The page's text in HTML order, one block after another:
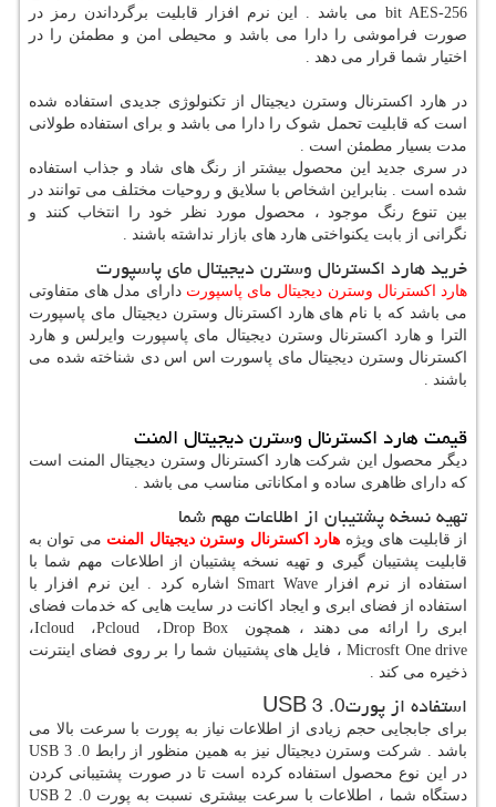
256-
bit AESمی باشد . این نرم افزار قابلیت برگرداندن رمز در
صورت فراموشی را دارا می باشد و محیطی امن و مطمئن را در
اختیار شما قرار می دهد .
در هارد اکسترنال وسترن دیجیتال از تکنولوژی جدیدی استفاده شده
است که قابلیت تحمل شوک را دارا می باشد و برای استفاده طولانی
مدت بسیار مطمئن است .
در سری جدید این محصول بیشتر از رنگ های شاد و جذاب استفاده
شده است . بنابراین اشخاص با سلایق و روحیات مختلف می توانند در
بین تنوع رنگ موجود ، محصول مورد نظر خود را انتخاب کنند و
نگرانی از بابت یکنواختی هارد های بازار نداشته باشند .
خرید هارد اکسترنال وسترن دیجیتال مای پاسپورت
هارد اکسترنال وسترن دیجیتال مای پاسپورت دارای مدل های متفاوتی
می باشد که با نام های هارد اکسترنال وسترن دیجیتال مای پاسپورت
الترا و هارد اکسترنال وسترن دیجیتال مای پاسپورت وایرلس و هارد
اکسترنال وسترن دیجیتال مای پاسورت اس اس دی شناخته شده می
باشند .
قیمت هارد اکسترنال وسترن دیجیتال المنت
دیگر محصول این شرکت هارد اکسترنال وسترن دیجیتال المنت است
که دارای ظاهری ساده و امکاناتی مناسب می باشد .
تهیه نسخه پشتیبان از اطلاعات مهم شما
از قابلیت های ویژه هارد اکسترنال وسترن دیجیتال المنت می توان به
قابلیت پشتیبان گیری و تهیه نسخه پشتیبان از اطلاعات مهم شما با
استفاده از نرم افزارSmart Wave اشاره کرد . این نرم افزار با
استفاده از فضای ابری و ایجاد اکانت در سایت هایی که خدمات فضای
ابری را ارائه می دهند ، همچون
Drop Box، Pcloud، Icloud،
Microsft One drive، فایل های پشتیبان شما را بر روی فضای اینترنت
ذخیره می کند .
استفاده از پورتUSB 3 .0
برای جابجایی حجم زیادی از اطلاعات نیاز به پورت با سرعت بالا می
باشد . شرکت وسترن دیجیتال نیز به همین منظور از رابطUSB 3 .0
در این نوع محصول استفاده کرده است تا در صورت پشتیبانی کردن
دستگاه شما ، اطلاعات با سرعت بیشتری نسبت به پورتUSB 2 .0